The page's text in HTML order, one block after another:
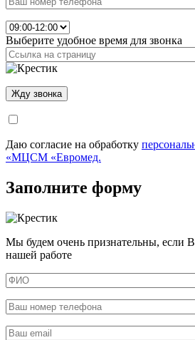
Выберите удобное время для звонка
Даю согласие на обработку
«МЦСМ «Евромед.
Заполните форму
Мы будем очень признательны, если
нашей работе